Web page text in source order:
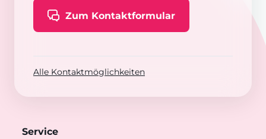
Zum Kontaktformular
Alle Kontaktmöglichkeiten
Service